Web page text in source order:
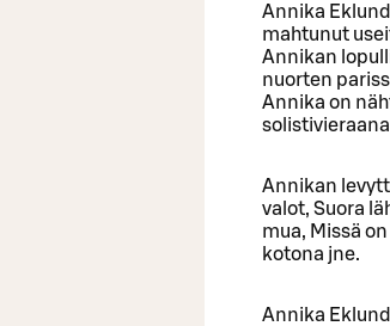
Annika
mahtunut
Annikan
nuorten
Annika on
Annikan
valot, Suora
mua, Missä
kotona jne.
Annika